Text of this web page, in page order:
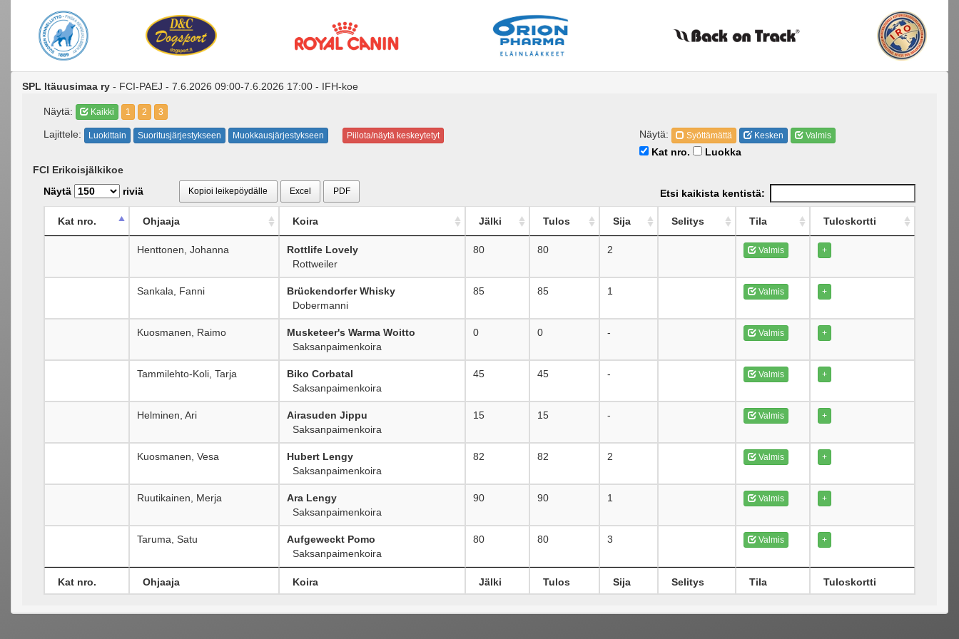
SPL Itäuusimaa ry - FCI-PAEJ - 7.6.2026 09:00-7.6.2026 17:00 - IFH-koe
Näytä: Kaikki 1 2 3
Lajittele: Luokittain Suoritusjärjestykseen Muokkausjärjestykseen Piilota/näytä keskeytetyt Näytä: Syöttämättä Kesken Valmis
Kat nro.
Luokka
FCI Erikoisjälkikoe
Näytä
riviä Kopioi leikepöydälle Excel PDF Etsi kaikista kentistä:
Kat nro. Ohjaaja Koira Jälki Tulos Sija Selitys Tila Tuloskortti
Henttonen, Johanna
Rottlife Lovely
Rottweiler
80 80 2 Valmis +
Sankala, Fanni
Brückendorfer Whisky
Dobermanni
85 85 1 Valmis +
Kuosmanen, Raimo
Musketeer's Warma Woitto
Saksanpaimenkoira
0 0 - Valmis +
Tammilehto-Koli, Tarja
Biko Corbatal
Saksanpaimenkoira
45 45 - Valmis +
Helminen, Ari
Airasuden Jippu
Saksanpaimenkoira
15 15 - Valmis +
Kuosmanen, Vesa
Hubert Lengy
Saksanpaimenkoira
82 82 2 Valmis +
Ruutikainen, Merja
Ara Lengy
Saksanpaimenkoira
90 90 1 Valmis +
Taruma, Satu
Aufgeweckt Pomo
Saksanpaimenkoira
80 80 3 Valmis +
Kat nro. Ohjaaja Koira Jälki Tulos Sija Selitys Tila Tuloskortti